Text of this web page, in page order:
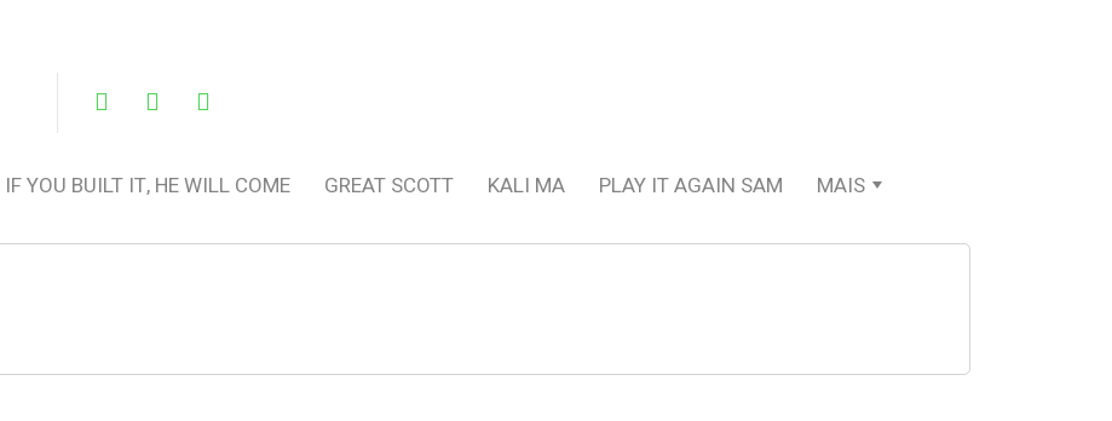
IF YOU BUILT IT, HE WILL COME GREAT SCOTT KALI MA PLAY IT AGAIN SAM MAIS